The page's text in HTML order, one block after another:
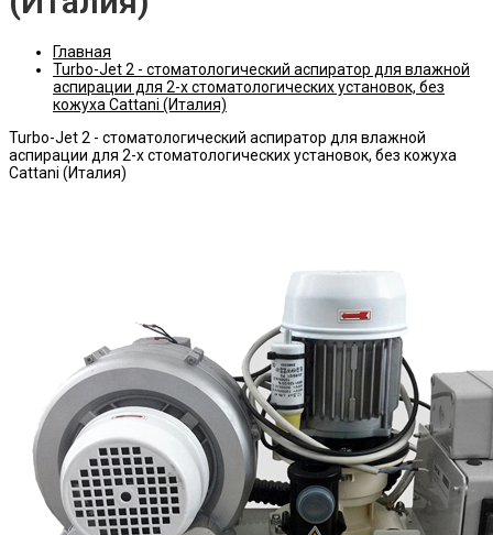
Главная
Turbo-Jet 2 - стоматологический аспиратор для влажной
аспирации для 2-х стоматологических установок, без
кожуха Cattani (Италия)
Turbo-Jet 2 - стоматологический аспиратор для влажной
аспирации для 2-х стоматологических установок, без кожуха
Cattani (Италия)